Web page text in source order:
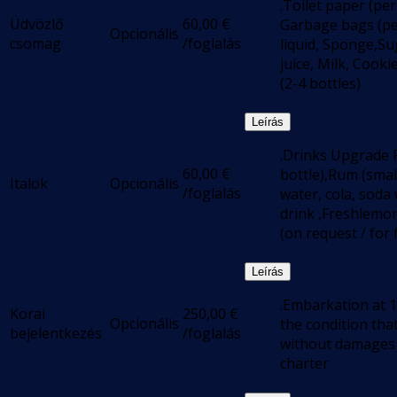
Üdvözlő
csomag
Opcionális 60,00 €
/foglalás
.Toilet paper
Garbage bags
liquid,
juice, Milk,
(2-4 bottles)
Italok Opcionális 60,00 €
/foglalás
Leírás
.Drinks Upgrade
bottle),Rum
water, cola,
drink
(on request / for
Korai
bejelentkezés Opcionális 250,00 €
/foglalás
Leírás
.Embarkation at
the condition
without
charter